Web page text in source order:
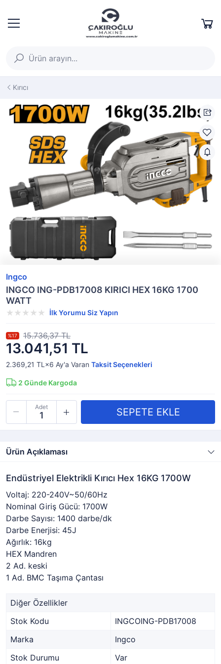
Kırıcı
Ingco
INGCO ING-PDB17008 KIRICI HEX 16KG 1700
WATT
İlk Yorumu Siz Yapın
13.041,51 TL
%17 15.736,37 TL
2.369,21 TL×6 Ay'a Varan Taksit Seçenekleri
2 Günde Kargoda
Adet
Ürün Açıklaması
Endüstriyel Elektrikli Kırıcı Hex 16KG 1700W
Voltaj: 220-240V~50/60Hz
Nominal Giriş Gücü: 1700W
Darbe Sayısı: 1400 darbe/dk
Darbe Enerjisi: 45J
Ağırlık: 16kg
HEX Mandren
2 Ad. keski
1 Ad. BMC Taşıma Çantası
Diğer Özellikler
Stok Kodu
INGCOING-PDB17008
Marka
Ingco
Stok Durumu
Var